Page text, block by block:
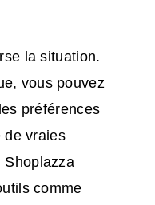
la situation.
vous pouvez
préférences
de vraies
Shoplazza
comme